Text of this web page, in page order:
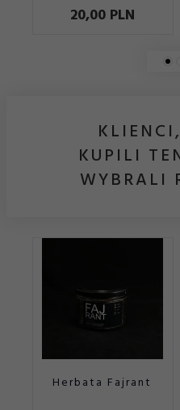
20,00 PLN
KUPILI
WYBRALI
Herbata Fajrant